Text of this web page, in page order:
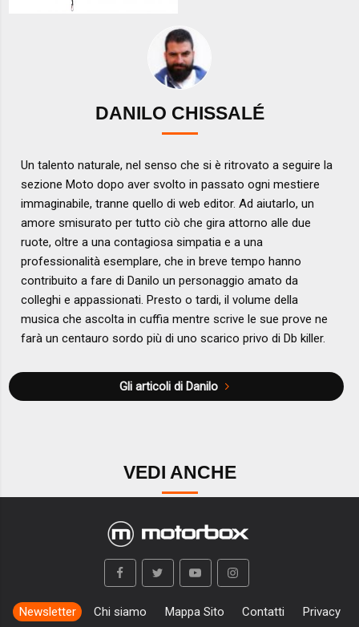
DANILO CHISSALÉ
Un talento naturale, nel senso che si è ritrovato a seguire la
sezione Moto dopo aver svolto in passato ogni mestiere
immaginabile, tranne quello di web editor. Ad aiutarlo, un
amore smisurato per tutto ciò che gira attorno alle due
ruote, oltre a una contagiosa simpatia e a una
professionalità esemplare, che in breve tempo hanno
contribuito a fare di Danilo un personaggio amato da
colleghi e appassionati. Presto o tardi, il volume della
musica che ascolta in cuffia mentre scrive le sue prove ne
farà un centauro sordo più di uno scarico privo di Db killer.
Gli articoli di Danilo
VEDI ANCHE
Newsletter Chi siamo Mappa Sito Contatti Privacy